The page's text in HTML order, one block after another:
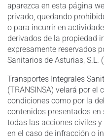
aparezca en esta página
privado, quedando
o para incurrir en
derivados de la propiedad
expresamente reservados
Sanitarios de Asturias, S.L.
Transportes Integrales
(TRANSINSA) velará por
condiciones como por la
contenidos presentados
todas las acciones civiles
en el caso de infracción o